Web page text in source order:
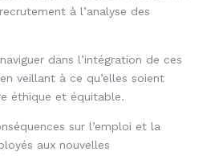
à l’analyse des
dans l’intégration de ces
veillant à ce qu’elles soient
éthique et équitable.
sur l’emploi et la
aux nouvelles